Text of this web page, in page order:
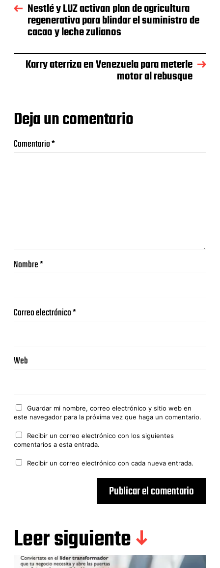
Nestlé y LUZ activan plan de agricultura
regenerativa para blindar el suministro de
cacao y leche zulianos
Karry aterriza en Venezuela para meterle
motor al rebusque
Deja un comentario
Comentario*
Nombre*
Correo electrónico*
Web
Guardar mi nombre, correo electrónico y sitio web en
este navegador para la próxima vez que haga un comentario.
Recibir un correo electrónico con los siguientes
comentarios a esta entrada.
Recibir un correo electrónico con cada nueva entrada.
Leer siguiente